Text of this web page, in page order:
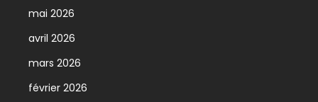
mai 2026
avril 2026
mars 2026
février 2026